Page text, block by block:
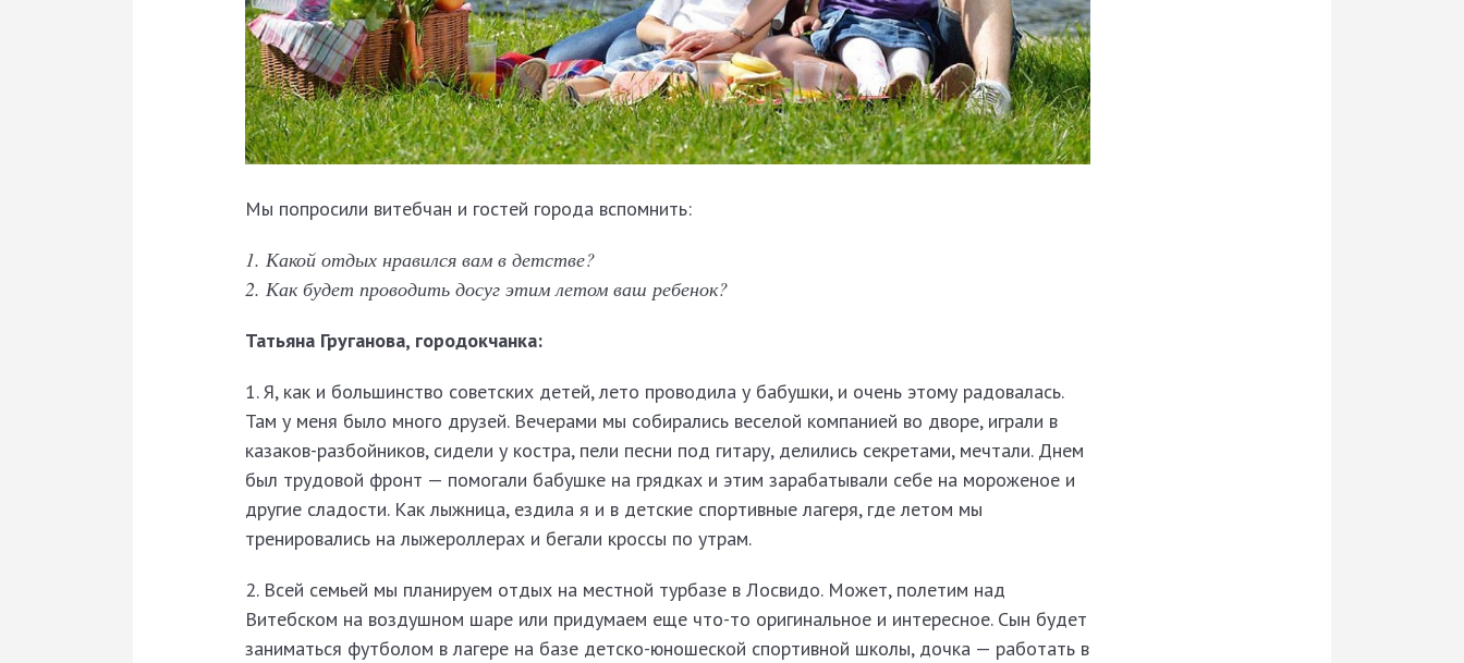
Мы попросили витебчан и гостей города вспомнить:
1. Какой отдых нравился вам в детстве?
2. Как будет проводить досуг этим летом ваш ребенок?
Татьяна Груганова, городокчанка:
1. Я, как и большинство советских детей, лето проводила у бабушки, и очень этому радовалась.
Там у меня было много друзей. Вечерами мы собирались веселой компанией во дворе, играли в
казаков-разбойников, сидели у костра, пели песни под гитару, делились секретами, мечтали. Днем
был трудовой фронт — помогали бабушке на грядках и этим зарабатывали себе на мороженое и
другие сладости. Как лыжница, ездила я и в детские спортивные лагеря, где летом мы
тренировались на лыжероллерах и бегали кроссы по утрам.
2. Всей семьей мы планируем отдых на местной турбазе в Лосвидо. Может, полетим над
Витебском на воздушном шаре или придумаем еще что-то оригинальное и интересное. Сын будет
заниматься футболом в лагере на базе дет­ско-юношеской спортивной школы, дочка — работать в